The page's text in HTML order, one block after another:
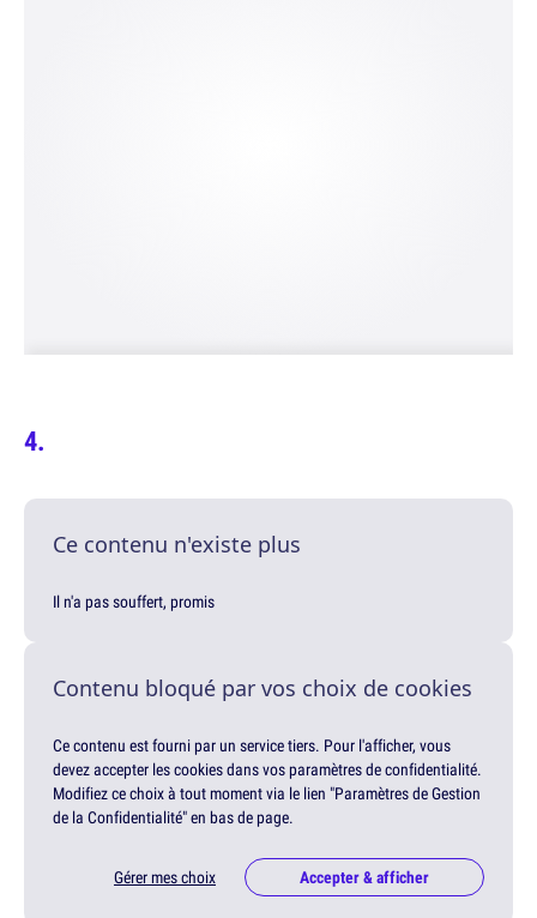
Ce contenu n'existe plus
Il n'a pas souffert, promis
Contenu bloqué par vos choix de cookies
Ce contenu est fourni par un service tiers. Pour l'afficher, vous
devez accepter les cookies dans vos paramètres de confidentialité.
Modifiez ce choix à tout moment via le lien "Paramètres de Gestion
de la Confidentialité" en bas de page.
Gérer mes choix Accepter & afficher